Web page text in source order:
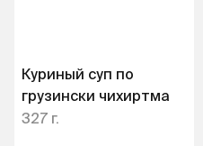
Куриный суп по
грузински чихиртма
327 г.